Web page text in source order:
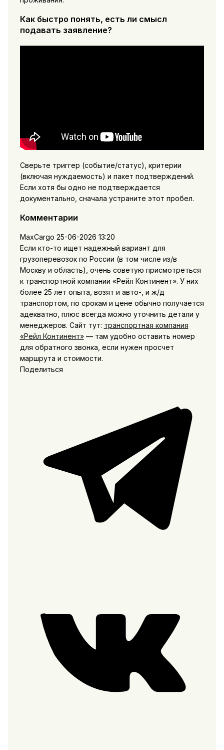
Как быстро понять, есть ли смысл
подавать заявление?
Сверьте триггер (событие/статус), критерии
(включая нуждаемость) и пакет подтверждений.
Если хотя бы одно не подтверждается
документально, сначала устраните этот пробел.
Комментарии
MaxCargo 25-06-2026 13:20
Если кто-то ищет надежный вариант для
грузоперевозок по России (в том числе из/в
Москву и область), очень советую присмотреться
к транспортной компании «Рейл Континент». У них
более 25 лет опыта, возят и авто-, и ж/д
транспортом, по срокам и цене обычно получается
адекватно, плюс всегда можно уточнить детали у
менеджеров. Сайт тут: транспортная компания
«Рейл Континент»— там удобно оставить номер
для обратного звонка, если нужен просчет
маршрута и стоимости.
Поделиться